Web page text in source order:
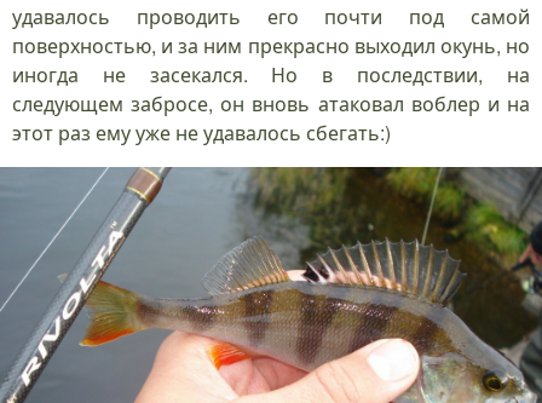
удавалось проводить его почти под самой
поверхностью, и за ним прекрасно выходил окунь, но
иногда не засекался. Но в последствии, на
следующем забросе, он вновь атаковал воблер и на
этот раз ему уже не удавалось сбегать:)